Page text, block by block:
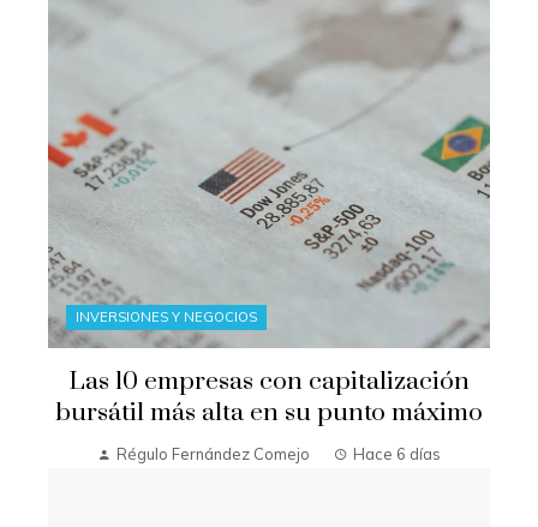
INVERSIONES Y NEGOCIOS
Las 10 empresas con capitalización
bursátil más alta en su punto máximo
Régulo Fernández Comejo Hace 6 días